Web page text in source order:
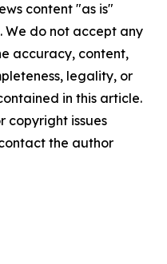
content "as is"
do not accept any
accuracy, content,
legality, or
in this article.
copyright issues
the author